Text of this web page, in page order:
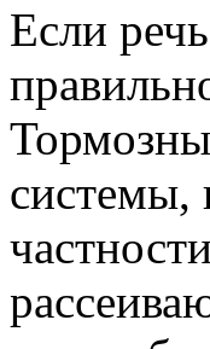
Если
системы,